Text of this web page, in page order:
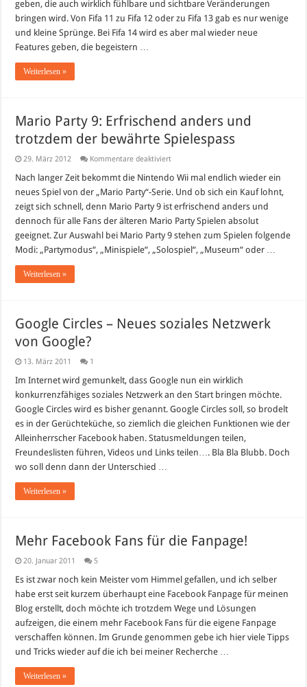
geben, die auch wirklich fühlbare und sichtbare Veränderungen
bringen wird. Von Fifa 11 zu Fifa 12 oder zu Fifa 13 gab es nur wenige
und kleine Sprünge. Bei Fifa 14 wird es aber mal wieder neue
Features geben, die begeistern …
Weiterlesen »
Mario Party 9: Erfrischend anders und
trotzdem der bewährte Spielespass
29. März 2012 Kommentare deaktiviertfür
Party
Erfrischend
anders
und
trotzdem
bewährte
Spielespass
Nach langer Zeit bekommt die Nintendo Wii mal endlich wieder ein
neues Spiel von der „Mario Party“-Serie. Und ob sich ein Kauf lohnt,
zeigt sich schnell, denn Mario Party 9 ist erfrischend anders und
dennoch für alle Fans der älteren Mario Party Spielen absolut
geeignet. Zur Auswahl bei Mario Party 9 stehen zum Spielen folgende
Modi: „Partymodus“, „Minispiele“, „Solospiel“, „Museum“ oder …
Weiterlesen »
Google Circles – Neues soziales Netzwerk
von Google?
13. März 2011 1
Im Internet wird gemunkelt, dass Google nun ein wirklich
konkurrenzfähiges soziales Netzwerk an den Start bringen möchte.
Google Circles wird es bisher genannt. Google Circles soll, so brodelt
es in der Gerüchteküche, so ziemlich die gleichen Funktionen wie der
Alleinherrscher Facebook haben. Statusmeldungen teilen,
Freundeslisten führen, Videos und Links teilen…. Bla Bla Blubb. Doch
wo soll denn dann der Unterschied …
Weiterlesen »
Mehr Facebook Fans für die Fanpage!
20. Januar 2011 5
Es ist zwar noch kein Meister vom Himmel gefallen, und ich selber
habe erst seit kurzem überhaupt eine Facebook Fanpage für meinen
Blog erstellt, doch möchte ich trotzdem Wege und Lösungen
aufzeigen, die einem mehr Facebook Fans für die eigene Fanpage
verschaffen können. Im Grunde genommen gebe ich hier viele Tipps
und Tricks wieder auf die ich bei meiner Recherche …
Weiterlesen »